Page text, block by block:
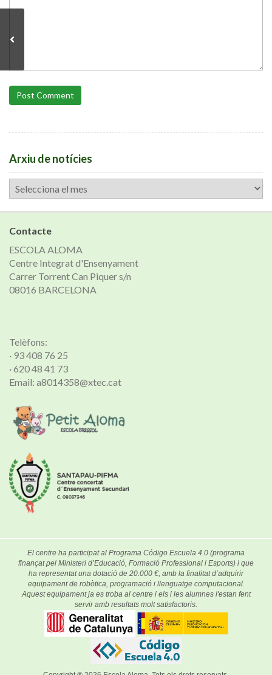
Post Comment
Arxiu de notícies
Arxiu
de
notícies
Contacte
ESCOLA ALOMA
Centre Integrat d'Ensenyament
Carrer Torrent Can Piquer s/n
08016 BARCELONA
Telèfons:
· 93 408 76 25
· 620 48 41 73
Email: a8014358@xtec.cat
El centre ha participat al Programa Código Escuela 4.0 (programa
finançat pel Ministeri d’Educació, Formació Professional i Esports) i que
ha representat una dotació de 20.000 €, amb la finalitat d’adquirir
equipament de robòtica, programació i llenguatge computacional.
Aquest equipament ja es troba al centre i els i les alumnes l'estan fent
servir amb resultats molt satisfactoris.